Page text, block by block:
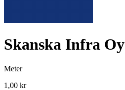
Skanska Infra Oy
Meter
1,00 kr